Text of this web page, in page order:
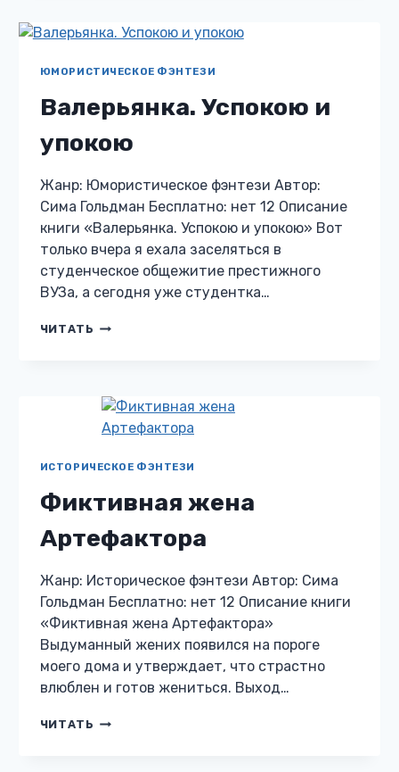
ТЕМНЫЙ
ЮМОРИСТИЧЕСКОЕ ФЭНТЕЗИ
Валерьянка. Успокою и
упокою
Жанр: Юмористическое фэнтези Автор:
Сима Гольдман Бесплатно: нет 12 Описание
книги «Валерьянка. Успокою и упокою» Вот
только вчера я ехала заселяться в
студенческое общежитие престижного
ВУЗа, а сегодня уже студентка…
ЧИТАТЬ ВАЛЕРЬЯНКА.
ИСТОРИЧЕСКОЕ ФЭНТЕЗИ
Фиктивная жена
Артефактора
Жанр: Историческое фэнтези Автор: Сима
Гольдман Бесплатно: нет 12 Описание книги
«Фиктивная жена Артефактора»
Выдуманный жених появился на пороге
моего дома и утверждает, что страстно
влюблен и готов жениться. Выход…
ЧИТАТЬ ФИКТИВНАЯ